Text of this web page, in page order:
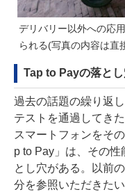
デリバリー以外への応
られる(写真の内容は直
Tap to Payの落と
過去の話題の繰り返
テストを通過してき
スマートフォンをそ
p to Pay」は、その性
とし穴がある。以前
分を参照いただきたい